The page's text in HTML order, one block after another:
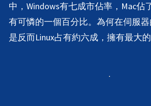
中，Windows有七成市佔率，Mac佔
有可憐的一個百分比。為何在伺服
是反而Linux占有約六成，擁有最大